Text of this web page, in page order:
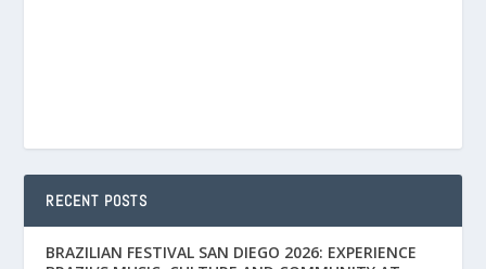
RECENT POSTS
BRAZILIAN FESTIVAL SAN DIEGO 2026: EXPERIENCE